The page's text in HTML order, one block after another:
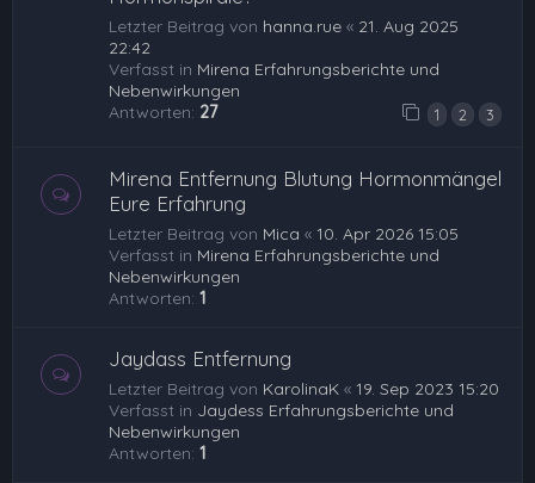
Letzter Beitrag von hanna.rue « 21. Aug 2025
22:42
Verfasst in Mirena Erfahrungsberichte und
Nebenwirkungen
Antworten: 27 1 2 3
Mirena Entfernung Blutung Hormonmängel
Eure Erfahrung
Letzter Beitrag von Mica « 10. Apr 2026 15:05
Verfasst in Mirena Erfahrungsberichte und
Nebenwirkungen
Antworten: 1
Jaydass Entfernung
Letzter Beitrag von KarolinaK « 19. Sep 2023 15:20
Verfasst in Jaydess Erfahrungsberichte und
Nebenwirkungen
Antworten: 1